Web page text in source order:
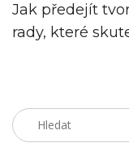
Jak předejít
rady, které